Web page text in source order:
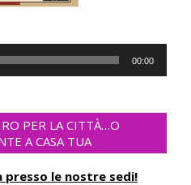
00:00
PER LA CITTÀ…O
A CASA TUA
presso le nostre sedi!